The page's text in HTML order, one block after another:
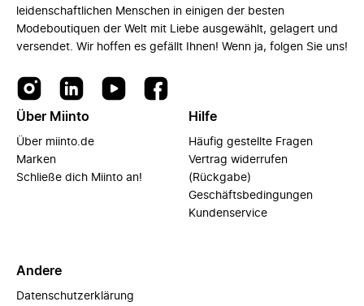
leidenschaftlichen Menschen in einigen der besten
Modeboutiquen der Welt mit Liebe ausgewählt, gelagert und
versendet. Wir hoffen es gefällt Ihnen! Wenn ja, folgen Sie uns!
Über Miinto
Über miinto.de
Marken
Schließe dich Miinto an!
Hilfe
Häufig gestellte Fragen
Vertrag widerrufen
(Rückgabe)
Geschäftsbedingungen
Kundenservice
Andere
Datenschutzerklärung